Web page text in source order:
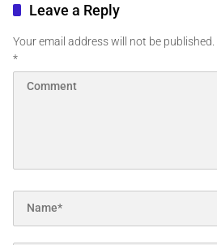
Leave a Reply
Your email address will not be published.
*